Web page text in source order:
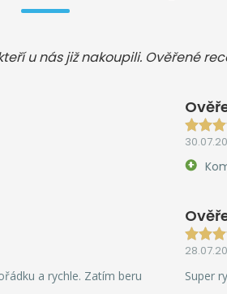
u nás již nakoupili. Ověřené
a rychle. Zatím beru
Super